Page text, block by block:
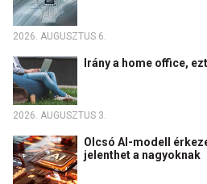
2026. AUGUSZTUS 6.
Irány a home office,
2026. AUGUSZTUS 3.
Olcsó AI-modell
jelenthet a nagyoknak